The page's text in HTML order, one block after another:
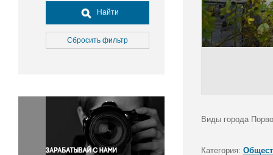
Досуг, туризм и отдых
Культура
Медицина
Окружающая среда
Политика
Правосудие
Происшествия и конфликты
Найти
Сбросить фильтр
Виды города
Категория: